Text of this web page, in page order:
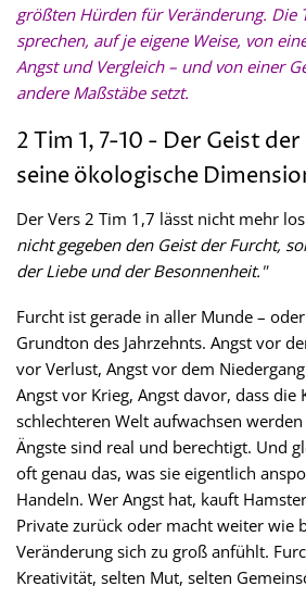
größten Hürden für Veränderung. Die
sprechen, auf je eigene Weise, von
Angst und Vergleich – und von einer
andere Maßstäbe setzt.
2 Tim 1, 7-10 - Der Geist
seine ökologische
Der Vers 2 Tim 1,7 lässt nicht mehr
nicht gegeben den Geist der Furcht,
der Liebe und der Besonnenheit."
Furcht ist gerade in aller Munde –
Grundton des Jahrzehnts. Angst vor
vor Verlust, Angst vor dem
Angst vor Krieg, Angst davor, dass die
schlechteren Welt aufwachsen
Ängste sind real und berechtigt. Und
oft genau das, was sie eigentlich
Handeln. Wer Angst hat, kauft
Private zurück oder macht weiter wie
Veränderung sich zu groß anfühlt.
Kreativität, selten Mut, selten